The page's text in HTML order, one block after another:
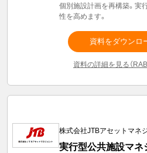
個別施設計画を再構築。実
性を高めます。
資料をダウンロ
資料の詳細を見る（
株式会社JTBアセットマネ
実行型公共施設マネ